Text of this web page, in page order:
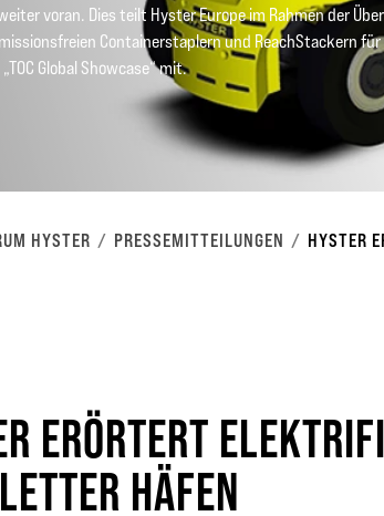
voran. Dies teilt Hyster Europe im Rahmen der
Containerstaplern und ReachStackern
Global Showcase“ mit.
HYSTER PRESSEMITTEILUNGEN HYSTER
ERÖRTERT
HÄFEN